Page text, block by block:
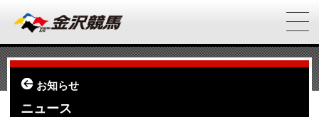
お知らせ
ニュース